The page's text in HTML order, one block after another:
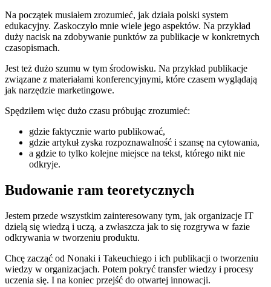
Na początek musiałem zrozumieć, jak działa polski system
edukacyjny. Zaskoczyło mnie wiele jego aspektów. Na przykład
duży nacisk na zdobywanie punktów za publikacje w konkretnych
czasopismach.
Jest też dużo szumu w tym środowisku. Na przykład publikacje
związane z materiałami konferencyjnymi, które czasem wyglądają
jak narzędzie marketingowe.
Spędziłem więc dużo czasu próbując zrozumieć:
gdzie faktycznie warto publikować,
gdzie artykuł zyska rozpoznawalność i szansę na cytowania,
a gdzie to tylko kolejne miejsce na tekst, którego nikt nie
odkryje.
Budowanie ram teoretycznych
Jestem przede wszystkim zainteresowany tym, jak organizacje IT
dzielą się wiedzą i uczą, a zwłaszcza jak to się rozgrywa w fazie
odkrywania w tworzeniu produktu.
Chcę zacząć od Nonaki i Takeuchiego i ich publikacji o tworzeniu
wiedzy w organizacjach. Potem pokryć transfer wiedzy i procesy
uczenia się. I na koniec przejść do otwartej innowacji.